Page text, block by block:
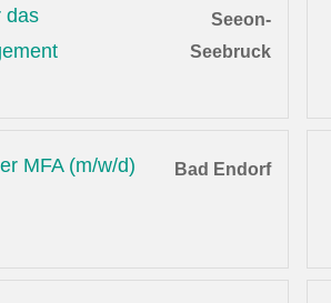
das
Seeon-
Seebruck
MFA (m/w/d) Bad Endorf